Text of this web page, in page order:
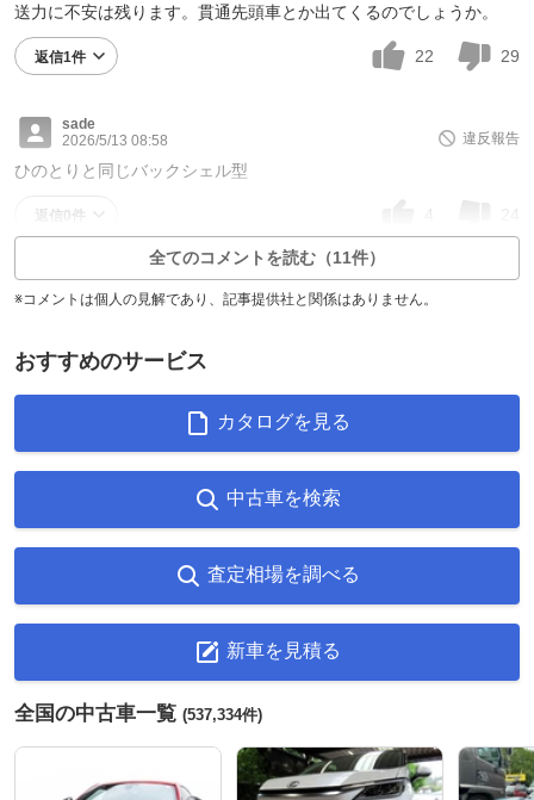
送力に不安は残ります。貫通先頭車とか出てくるのでしょうか。
返信1件 22 29
sade
2026/5/13 08:58
違反報告
ひのとりと同じバックシェル型
返信0件 4 24
全てのコメントを読む（11件）
※コメントは個人の見解であり、記事提供社と関係はありません。
おすすめのサービス
カタログを見る
中古車を検索
査定相場を調べる
新車を見積る
全国の中古車一覧 (537,334件)